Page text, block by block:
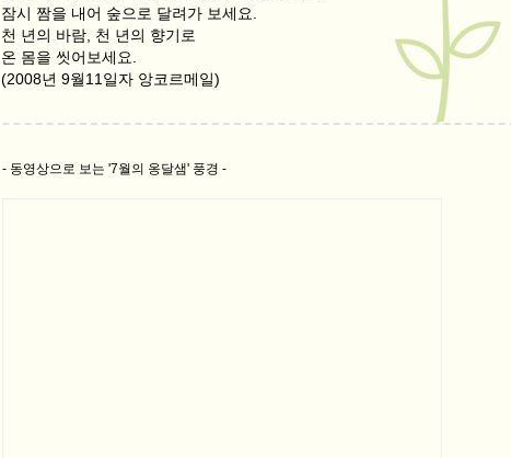
잠시 짬을 내어 숲으로 달려가 보세요.
천 년의 바람, 천 년의 향기로
온 몸을 씻어보세요.
(2008년 9월11일자 앙코르메일)
- 동영상으로 보는 '7월의 옹달샘' 풍경 -